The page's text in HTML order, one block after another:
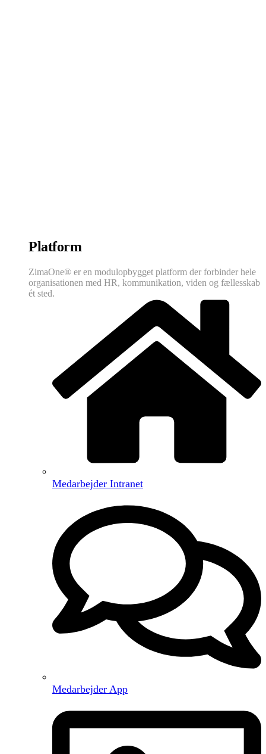
Platform
ZimaOne® er en modulopbygget platform der forbinder hele
organisationen med HR, kommunikation, viden og fællesskab
ét sted.
Medarbejder Intranet
Medarbejder App